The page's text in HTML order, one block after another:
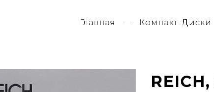
Главная Компакт-Диски